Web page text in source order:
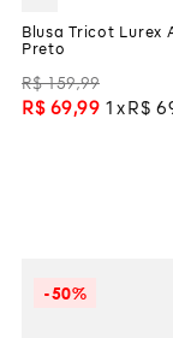
Blusa Tricot Lurex
Preto
R$ 159,99
R$ 69,99 1 R$
-50%